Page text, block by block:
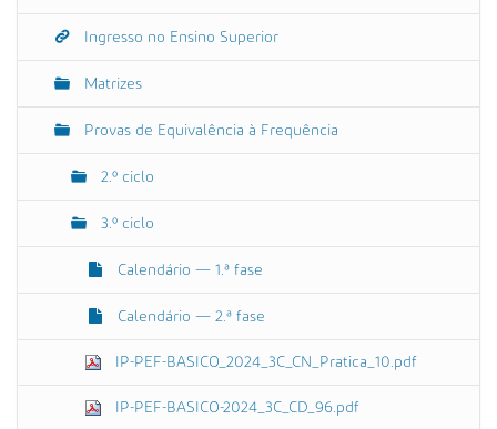
Ingresso no Ensino Superior
Matrizes
Provas de Equivalência à Frequência
2.º ciclo
3.º ciclo
Calendário — 1.ª fase
Calendário — 2.ª fase
IP-PEF-BASICO_2024_3C_CN_Pratica_10.pdf
IP-PEF-BASICO-2024_3C_CD_96.pdf